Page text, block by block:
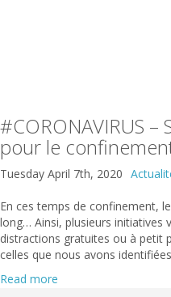
#CORONAVIRUS –
pour le
Tuesday April 7th, 2020
En ces temps de confinement,
long… Ainsi, plusieurs initiatives
distractions gratuites ou à petit
celles que nous avons
Read more